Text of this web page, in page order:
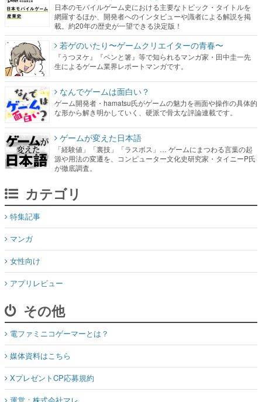
日本のモバイルゲーム史における主要なトピック・タイトルを
網羅するほか、開発者へのインタビューや識者による解説を掲
載。約20年の歴史が一望できる決定版！
若ゲのいたり〜ゲームクリエイターの青春〜
『うつヌケ』『ペンと箸』等で知られるマンガ家・田中圭一先
生によるゲーム業界レポートマンガです。
なんでゲームは面白い？
ゲーム開発者・hamatsu氏がゲームの魅力を画面や操作の具体的
な形から解き明かしていく、硬派で骨太な評論連載です。
ゲームが変えた日本語
「経験値」「裏技」「ラスボス」… ゲームにまつわる言葉の起
源や用法の変遷を、コンピューター文化史研究家・タイニーP氏
が徹底調査。
カテゴリ
特集記事
マンガ
女性向け
アプリレビュー
その他
電ファミニコゲーマーとは？
媒体資料はこちら
XプレゼントCP応募規約